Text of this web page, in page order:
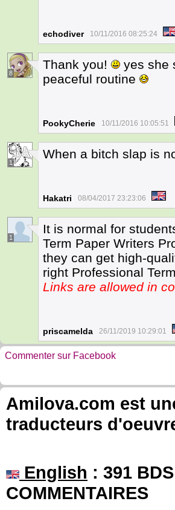
echodiver 10/11/2016 08:25:24
8
Thank you!
yes she
peaceful routine
PookyCherie 10/11/2016 10:05:51
1
When a bitch slap is
Hakatri 08/04/2017 23:23:06
1
It is normal for
Term Paper Writers
they can get high-
right Professional
Links are allowed in
priscamelda 26/11/2019 10:29:01
Commenter sur Facebook
Amilova.com est
traducteurs
English : 391
COMMENTAIRES